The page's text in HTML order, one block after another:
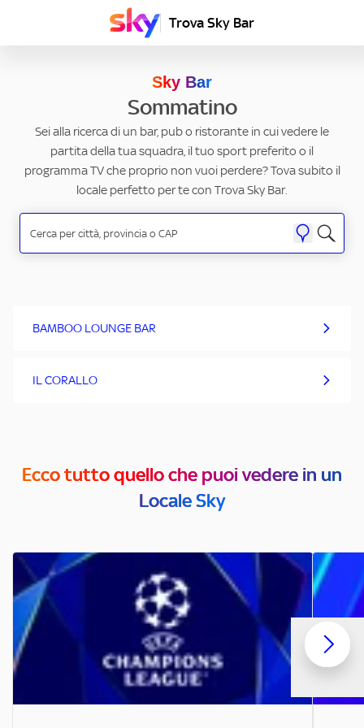
Trova Sky Bar
Sky Bar
Sommatino
Sei alla ricerca di un bar, pub o ristorante in cui vedere le
partita della tua squadra, il tuo sport preferito o il
programma TV che proprio non vuoi perdere? Tova subito il
locale perfetto per te con Trova Sky Bar.
BAMBOO LOUNGE BAR
IL CORALLO
Ecco tutto quello che puoi vedere in un
Locale Sky